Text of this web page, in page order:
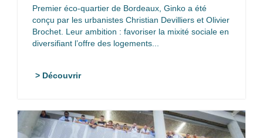
Premier éco-quartier de Bordeaux, Ginko a été
conçu par les urbanistes Christian Devilliers et Olivier
Brochet. Leur ambition : favoriser la mixité sociale en
diversifiant l’offre des logements...
> Découvrir